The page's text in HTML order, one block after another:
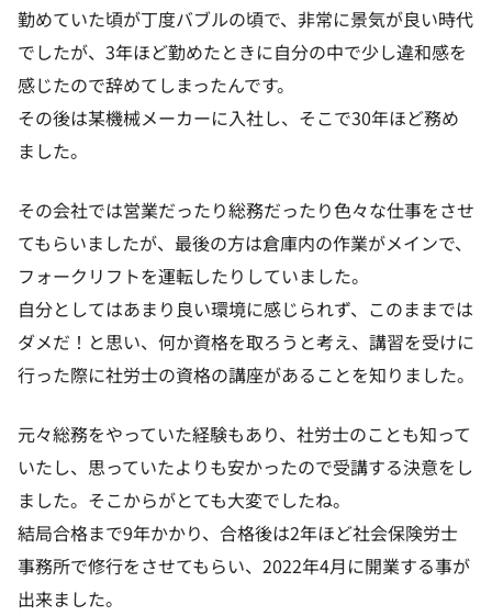
勤めていた頃が丁度バブルの頃で、非常に景気が良い時代
でしたが、3年ほど勤めたときに自分の中で少し違和感を
感じたので辞めてしまったんです。
その後は某機械メーカーに入社し、そこで30年ほど務め
ました。
その会社では営業だったり総務だったり色々な仕事をさせ
てもらいましたが、最後の方は倉庫内の作業がメインで、
フォークリフトを運転したりしていました。
自分としてはあまり良い環境に感じられず、このままでは
ダメだ！と思い、何か資格を取ろうと考え、講習を受けに
行った際に社労士の資格の講座があることを知りました。
元々総務をやっていた経験もあり、社労士のことも知って
いたし、思っていたよりも安かったので受講する決意をし
ました。そこからがとても大変でしたね。
結局合格まで9年かかり、合格後は2年ほど社会保険労士
事務所で修行をさせてもらい、2022年4月に開業する事が
出来ました。